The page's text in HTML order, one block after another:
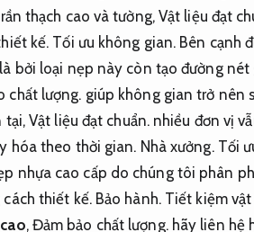
thạch cao và tường, Vật liệu đạt
kế. Tối ưu không gian. Bên cạnh
bởi loại nẹp này còn tạo đường nét
chất lượng. giúp không gian trở nên
tại,Vật liệu đạt chuẩn.nhiều đơn vị
hóa theo thời gian. Nhà xưởng. Tối
nhựa cao cấp do chúng tôi phân
thiết kế. Bảo hành. Tiết kiệm
, Đảm bảo chất lượng.hãy liên hệ